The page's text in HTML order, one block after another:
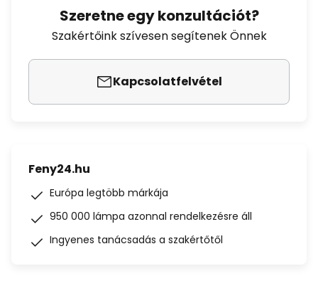
Szeretne egy konzultációt?
Szakértőink szívesen segítenek Önnek
Kapcsolatfelvétel
Feny24.hu
Európa legtöbb márkája
950 000 lámpa azonnal rendelkezésre áll
Ingyenes tanácsadás a szakértőtől